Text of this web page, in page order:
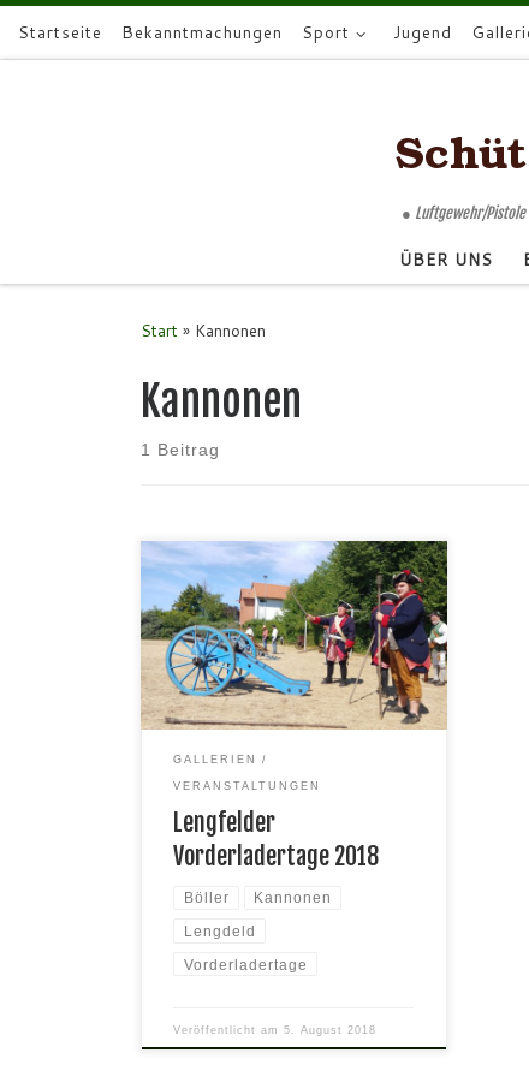
Zum Inhalt springen
Startseite Bekanntmachungen Sport Jugend
● Luftgewehr/
ÜBER UNS
Start » Kannonen
Kannonen
1 Beitrag
Auch in Lengfeld war die
Böllermannschaft des SV Reinheim
vertreten.
GALLERIEN
VERANSTALTUNGEN
Lengfelder
Vorderladertage 2018
Böller Kannonen
Lengdeld
Vorderladertage
Veröffentlicht am5. August 2018